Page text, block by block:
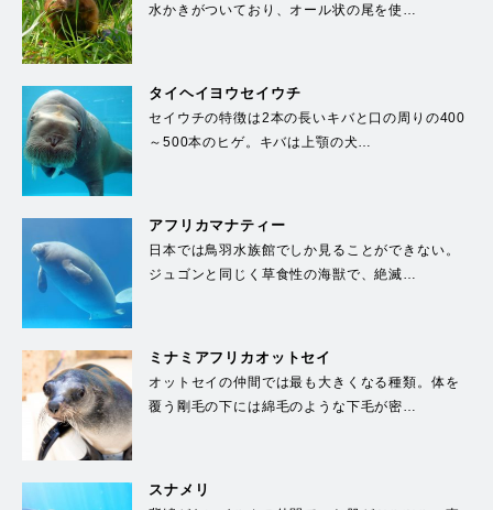
水かきがついており、オール状の尾を使…
タイヘイヨウセイウチ
セイウチの特徴は2本の長いキバと口の周りの400
～500本のヒゲ。キバは上顎の犬…
アフリカマナティー
日本では鳥羽水族館でしか見ることができない。
ジュゴンと同じく草食性の海獣で、絶滅…
ミナミアフリカオットセイ
オットセイの仲間では最も大きくなる種類。体を
覆う剛毛の下には綿毛のような下毛が密…
スナメリ